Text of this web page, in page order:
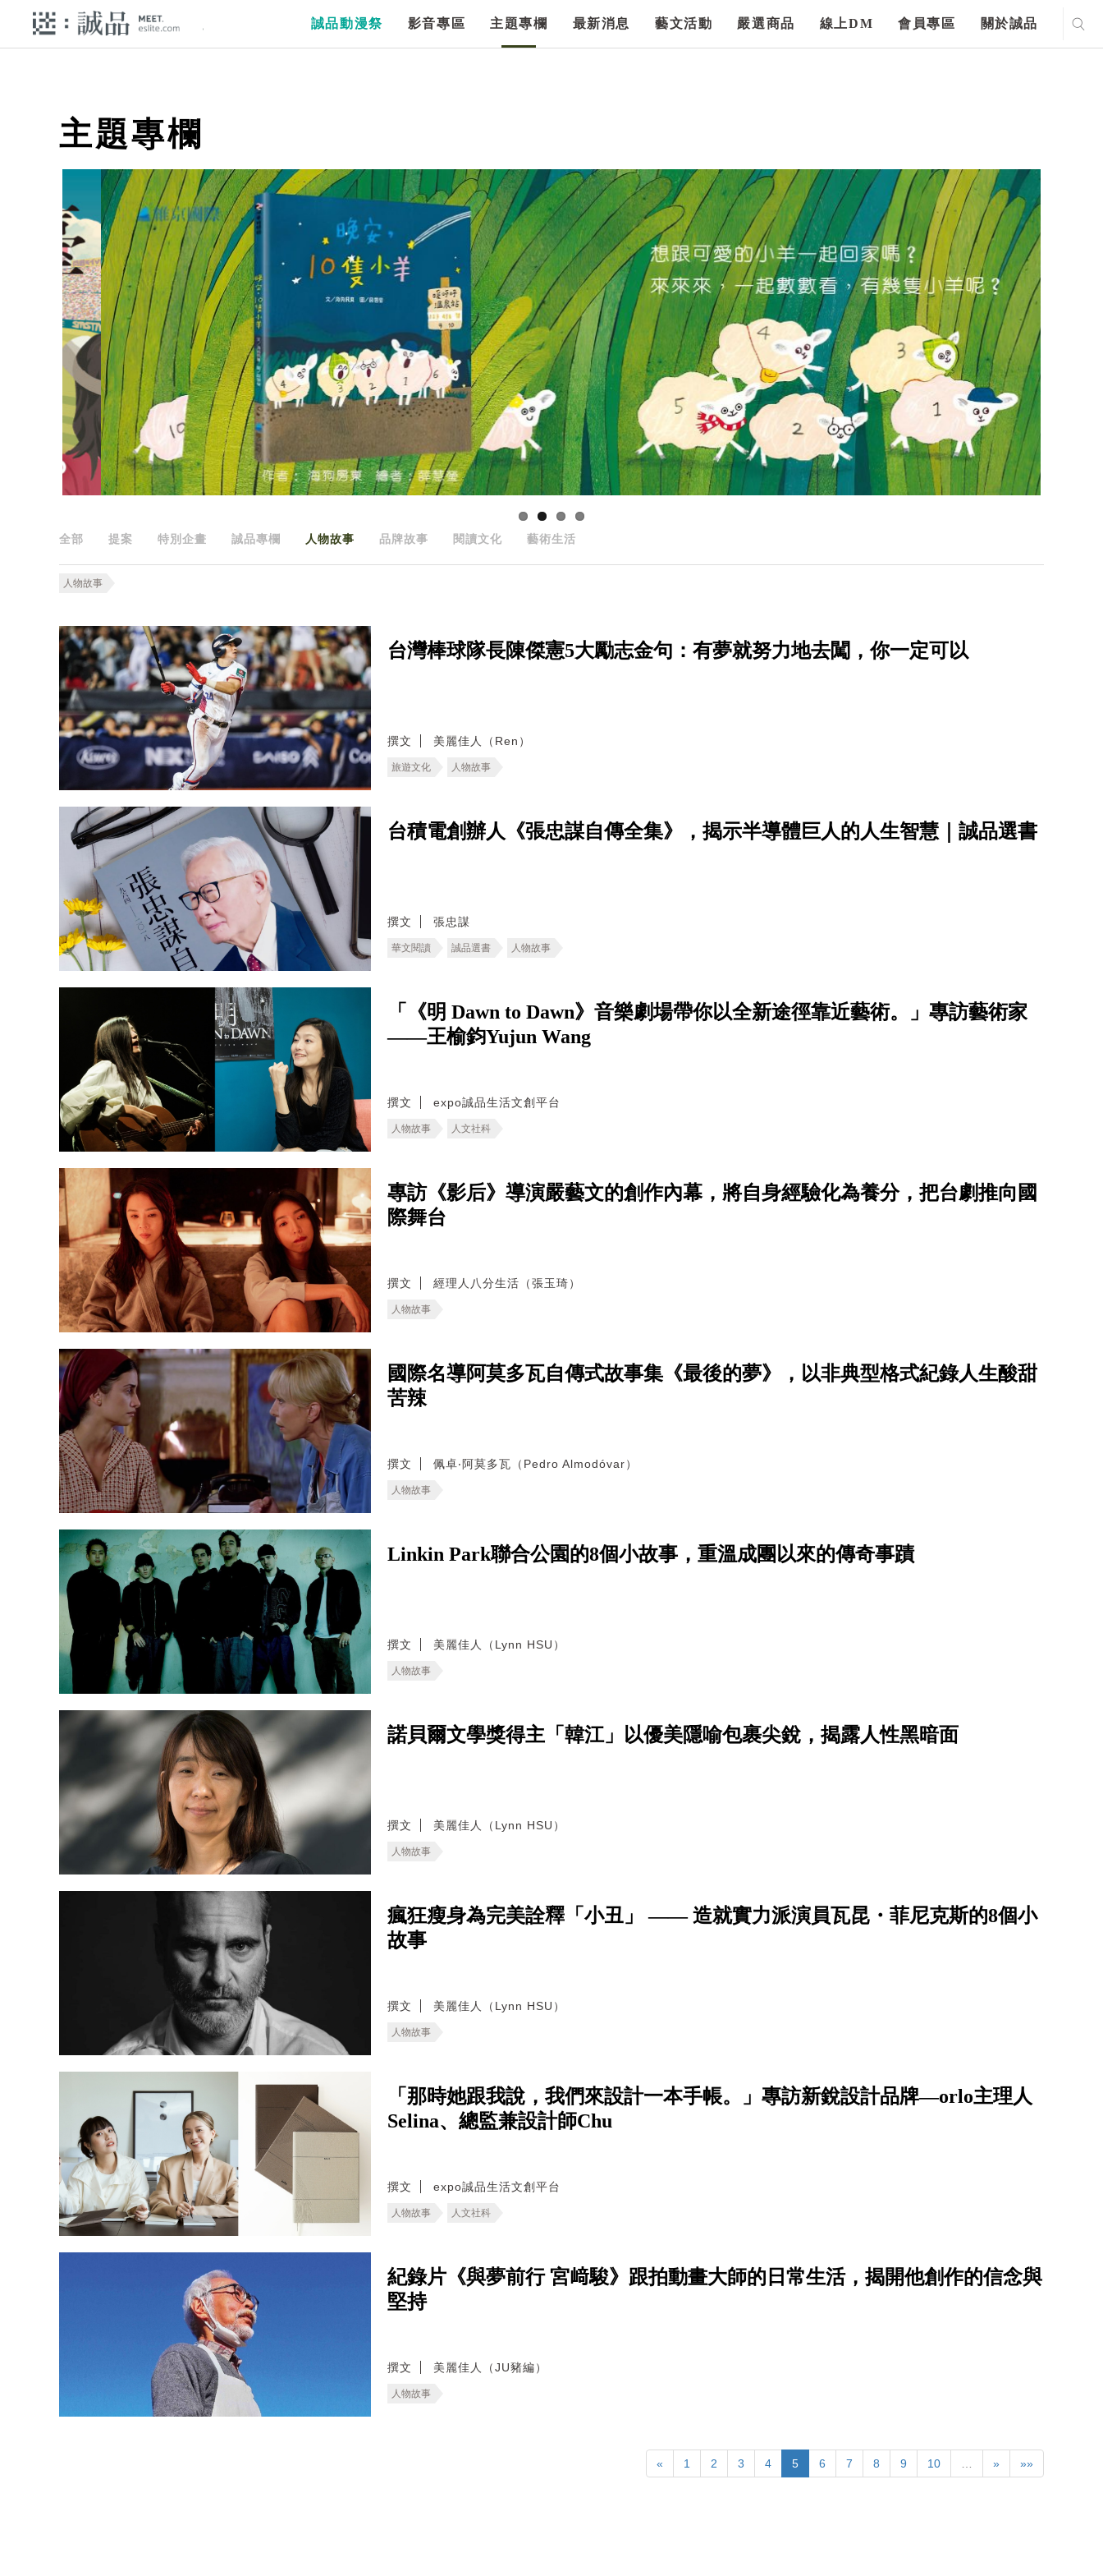
誠品動漫祭 影音專區 主題專欄 最新消息 藝文活動 嚴選商品 線上DM 會員專區 關於誠品
主題專欄
全部 提案 特別企畫 誠品專欄 人物故事 品牌故事 閱讀文化 藝術生活
人物故事
台灣棒球隊長陳傑憲5大勵志金句：有夢就努力地去闖，你一定可以
撰文 美麗佳人（Ren）
旅遊文化 人物故事
台積電創辦人《張忠謀自傳全集》，揭示半導體巨人的人生智慧｜誠品選書
撰文 張忠謀
華文閱讀 誠品選書 人物故事
「《明 Dawn to Dawn》音樂劇場帶你以全新途徑靠近藝術。」專訪藝術家
——王榆鈞Yujun Wang
撰文 expo誠品生活文創平台
人物故事 人文社科
專訪《影后》導演嚴藝文的創作內幕，將自身經驗化為養分，把台劇推向國
際舞台
撰文 經理人八分生活（張玉琦）
人物故事
國際名導阿莫多瓦自傳式故事集《最後的夢》，以非典型格式紀錄人生酸甜
苦辣
撰文 佩卓‧阿莫多瓦（Pedro Almodóvar）
人物故事
Linkin Park聯合公園的8個小故事，重溫成團以來的傳奇事蹟
撰文 美麗佳人（Lynn HSU）
人物故事
諾貝爾文學獎得主「韓江」以優美隱喻包裹尖銳，揭露人性黑暗面
撰文 美麗佳人（Lynn HSU）
人物故事
瘋狂瘦身為完美詮釋「小丑」 —— 造就實力派演員瓦昆・菲尼克斯的8個小
故事
撰文 美麗佳人（Lynn HSU）
人物故事
「那時她跟我說，我們來設計一本手帳。」專訪新銳設計品牌—orlo主理人
Selina、總監兼設計師Chu
撰文 expo誠品生活文創平台
人物故事 人文社科
紀錄片《與夢前行 宮﨑駿》跟拍動畫大師的日常生活，揭開他創作的信念與
堅持
撰文 美麗佳人（JU豬編）
人物故事
« 1 2 3 4 5 6 7 8 9 10 … » »»